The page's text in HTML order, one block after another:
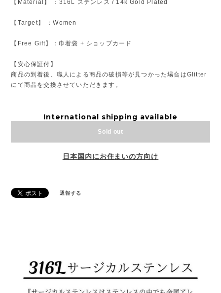
【Material】 ：316L ステンレス / 14k Gold Plated
【Target】 ：Women
【Free Gift】：巾着袋 + ショップカード
【安心保証付】
商品の到着後、職人による商品の破損等が見つかった場合はGlitter
にて商品を交換させていただきます。
International shipping available
Sold out
日本国内にお住まいの方向け
通報する